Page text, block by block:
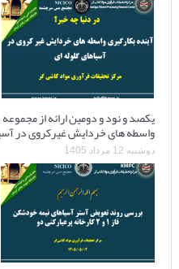
یکصد و نود و دومین ارائه از
واسطه های خردایش غیرکروی در
دوشنبه 12 مرداد 1405